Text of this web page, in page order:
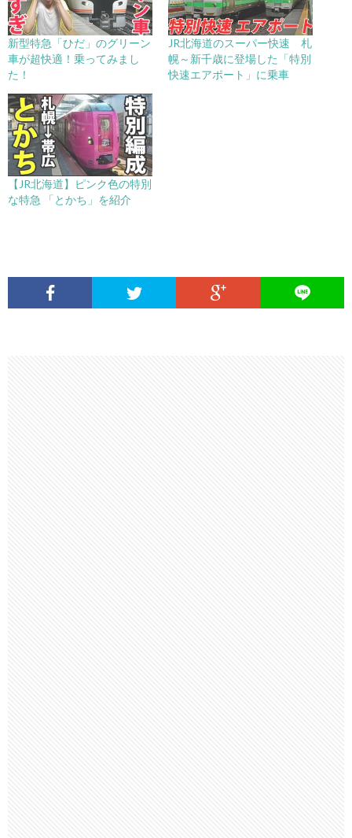
新型特急「ひだ」のグリーン
車が超快適！乗ってみまし
た！
JR北海道のスーパー快速 札
幌～新千歳に登場した「特別
快速エアポート」に乗車
【JR北海道】ピンク色の特別
な特急 「とかち」を紹介